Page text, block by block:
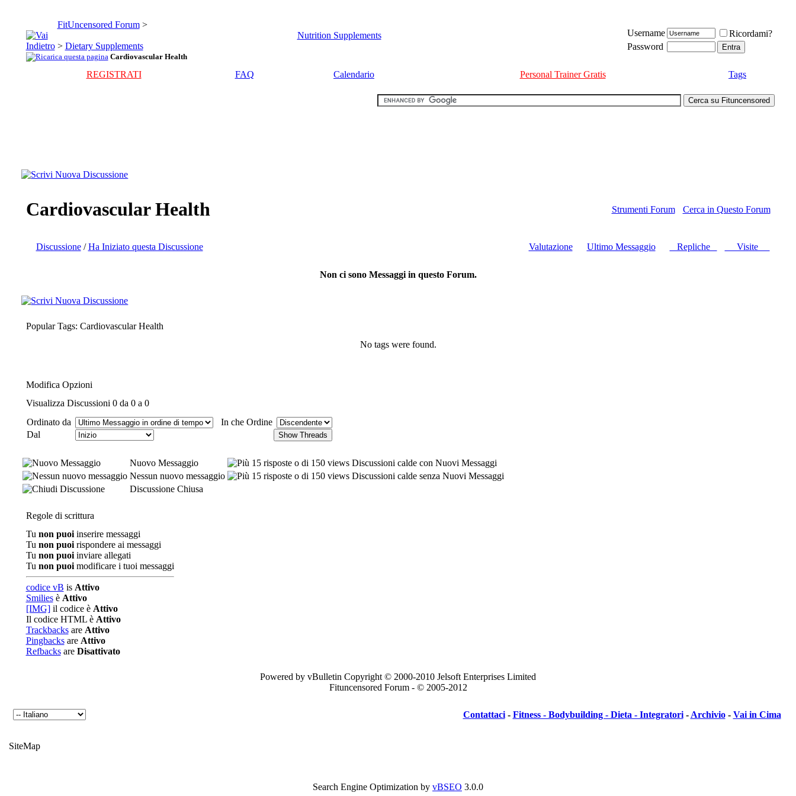
FitUncensored Forum >
Nutrition Supplements
> Dietary Supplements
Cardiovascular Health
Username
Ricordami?
Password
REGISTRATI FAQ Calendario Personal Trainer Gratis Tags
Cardiovascular Health Strumenti Forum Cerca in Questo Forum
Valutazione
Discussione/Ha Iniziato questa Discussione Ultimo Messaggio Repliche Visite
Non ci sono Messaggi in questo Forum.
Popular Tags: Cardiovascular Health
No tags were found.
Modifica Opzioni
Visualizza Discussioni 0 da 0 a 0
Ordinato da
In che Ordine
Dal
Nuovo Messaggio
Discussioni calde con Nuovi Messaggi
Nessun nuovo messaggio
Discussioni calde senza Nuovi Messaggi
Discussione Chiusa
Regole di scrittura
Tu non puoiinserire messaggi
Tu non puoirispondere ai messaggi
Tu non puoiinviare allegati
Tu non puoimodificare i tuoi messaggi
codice vB is Attivo
Smiliesè Attivo
[IMG]il codice è Attivo
Il codice HTML è Attivo
Trackbacksare Attivo
Pingbacksare Attivo
Refbacksare Disattivato
Powered by vBulletin Copyright © 2000-2010 Jelsoft Enterprises Limited
Fituncensored Forum - © 2005-2012
Contattaci- Fitness - Bodybuilding - Dieta - Integratori- Archivio- Vai in Cima
SiteMap
Search Engine Optimization by vBSEO 3.0.0